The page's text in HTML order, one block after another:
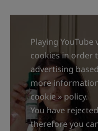
Doku
Serum
Playing
cookies in order
advertising
more
cookie » policy.
You have
therefore you